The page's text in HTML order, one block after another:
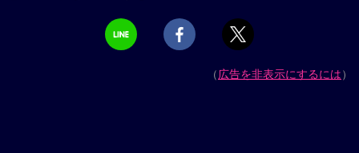
（広告を非表示にするには）